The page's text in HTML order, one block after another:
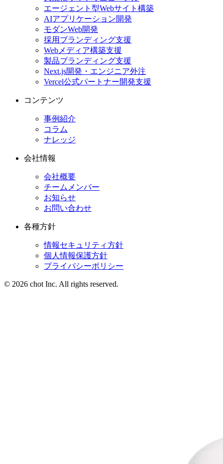
エージェント型Webサイト構築
AIアプリケーション開発
モダンWeb開発
採用ブランディング支援
Webメディア構築支援
製品ブランディング支援
Next.js開発・エンジニア外注
Vercel公式パートナー開発支援
コンテンツ
事例紹介
コラム
ナレッジ
会社情報
会社概要
チームメンバー
お知らせ
お問い合わせ
各種方針
情報セキュリティ方針
個人情報保護方針
プライバシーポリシー
© 2026 chot Inc. All rights reserved.